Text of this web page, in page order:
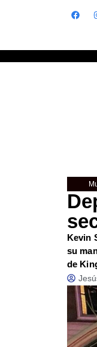
Kevin
su
de